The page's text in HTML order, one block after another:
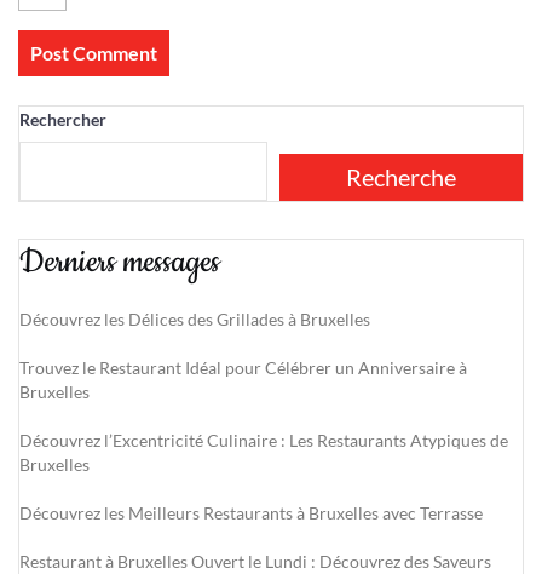
Rechercher
Recherche
Derniers messages
Découvrez les Délices des Grillades à Bruxelles
Trouvez le Restaurant Idéal pour Célébrer un Anniversaire à
Bruxelles
Découvrez l’Excentricité Culinaire : Les Restaurants Atypiques de
Bruxelles
Découvrez les Meilleurs Restaurants à Bruxelles avec Terrasse
Restaurant à Bruxelles Ouvert le Lundi : Découvrez des Saveurs